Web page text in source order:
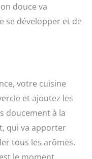
douce va
se développer et de
votre cuisine
et ajoutez les
doucement à la
qui va apporter
tous les arômes.